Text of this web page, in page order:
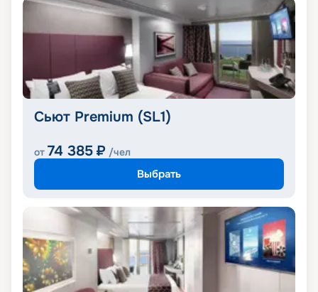
Сьют Premium (SL1)
от 74 385 ₽ /чел
Выбрать